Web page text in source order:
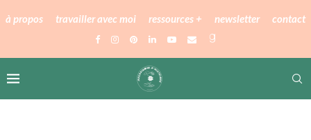
à propos travailler avec moi ressources + newsletter contact